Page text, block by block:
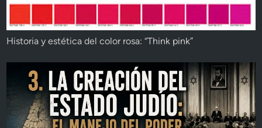
Historia y estética del color rosa: “Think pink”